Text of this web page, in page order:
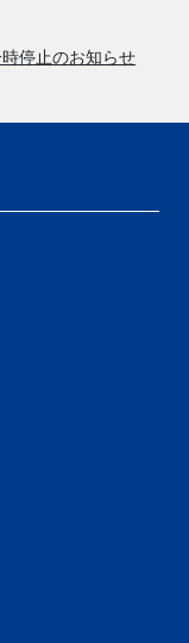
停止のお知らせ